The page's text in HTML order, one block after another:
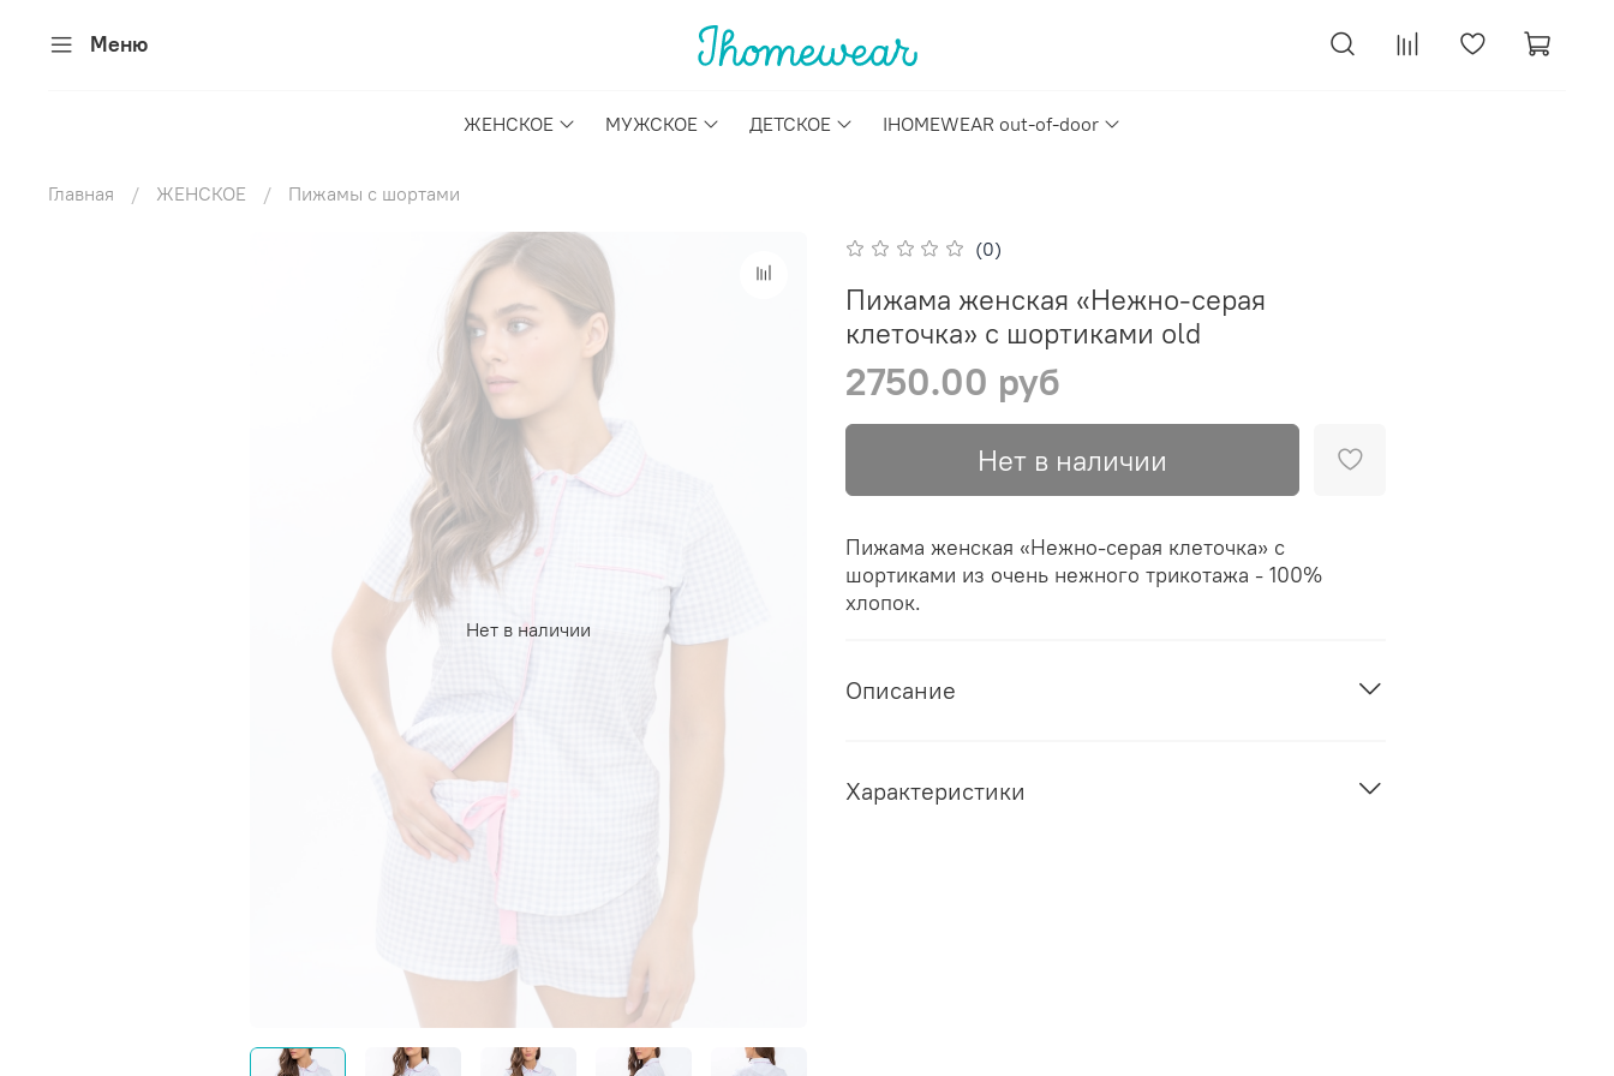
Меню
ЖЕНСКОЕ МУЖСКОЕ ДЕТСКОЕ IHOMEWEAR out-of-door
Главная ЖЕНСКОЕ Пижамы с шортами
Нет в наличии
(0)
Пижама женская «Нежно-серая
клеточка» с шортиками old
2750.00 руб
Нет в наличии
Пижама женская «Нежно-серая клеточка» с
шортиками из очень нежного трикотажа - 100%
хлопок.
Описание
Характеристики